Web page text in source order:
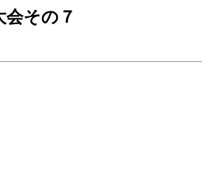
会その７